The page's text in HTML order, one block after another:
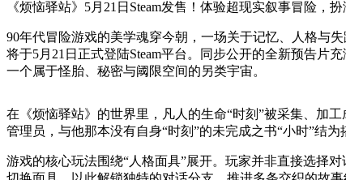
《烦恼驿站》5月21日Steam发售！体验超现实叙事冒险
90年代冒险游戏的美学魂穿今朝，一场关于记忆、人格与
将于5月21日正式登陆Steam平台。同步公开的全新预告片
一个属于怪胎、秘密与阈限空间的另类宇宙。
在《烦恼驿站》的世界里，凡人的生命“时刻”被采集、加
管理员，与他那本没有自身“时刻”的未完成之书“小时”结为
游戏的核心玩法围绕“人格面具”展开。玩家并非直接选择